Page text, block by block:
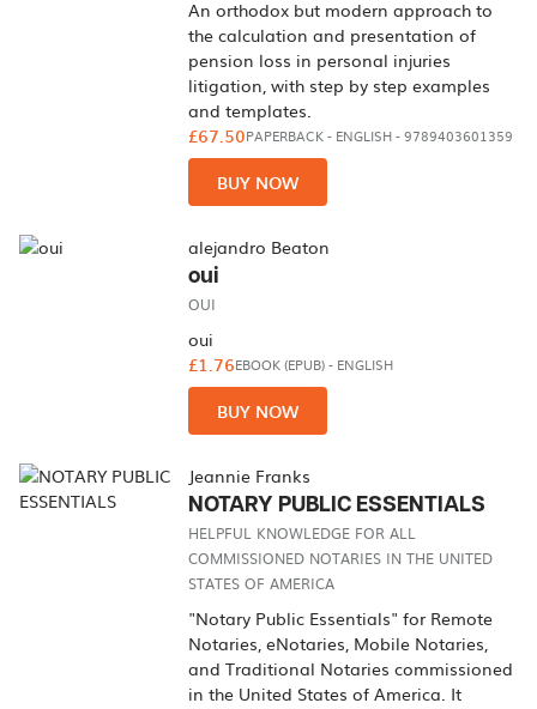
An orthodox but modern approach to
the calculation and presentation of
pension loss in personal injuries
litigation, with step by step examples
and templates.
£67.50PAPERBACK- ENGLISH- 9789403601359
BUY NOW
alejandro Beaton
oui
OUI
oui
£1.76EBOOK (EPUB)- ENGLISH
BUY NOW
Jeannie Franks
NOTARY PUBLIC ESSENTIALS
HELPFUL KNOWLEDGE FOR ALL
COMMISSIONED NOTARIES IN THE UNITED
STATES OF AMERICA
"Notary Public Essentials" for Remote
Notaries, eNotaries, Mobile Notaries,
and Traditional Notaries commissioned
in the United States of America. It